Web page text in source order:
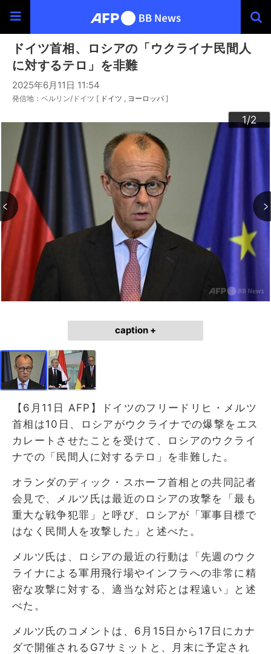
ドイツ首相、ロシアの「ウクライナ民間人
に対するテロ」を非難
2025年6月11日 11:54
発信地：ベルリン/ドイツ [ ドイツ ヨーロッパ ]
1/2
2/2
caption +
【6月11日 AFP】ドイツのフリードリヒ・メルツ
首相は10日、ロシアがウクライナでの爆撃をエス
カレートさせたことを受けて、ロシアのウクライ
ナでの「民間人に対するテロ」を非難した。
オランダのディック・スホーフ首相との共同記者
会見で、メルツ氏は最近のロシアの攻撃を「最も
重大な戦争犯罪」と呼び、ロシアが「軍事目標で
はなく民間人を攻撃した」と述べた。
メルツ氏は、ロシアの最近の行動は「先週のウク
ライナによる軍用飛行場やインフラへの非常に精
密な攻撃に対する、適当な対応とは程遠い」と述
べた。
メルツ氏のコメントは、6月15日から17日にカナ
ダで開催されるG7サミットと、月末に予定され